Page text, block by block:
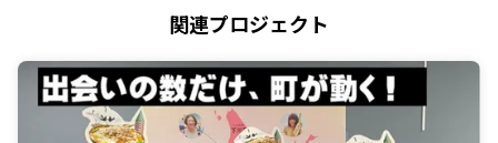
関連プロジェクト